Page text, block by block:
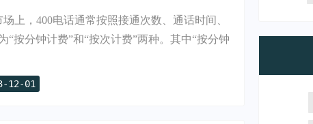
上，400电话通常按照接通次数、通话时间、
“按分钟计费”和“按次计费”两种。其中“按分钟
12-01